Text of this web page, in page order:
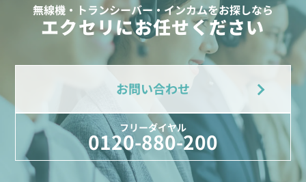
無線機・トランシーバー・インカムをお探しなら
エクセリにお任せください
お問い合わせ
フリーダイヤル
0120-880-200